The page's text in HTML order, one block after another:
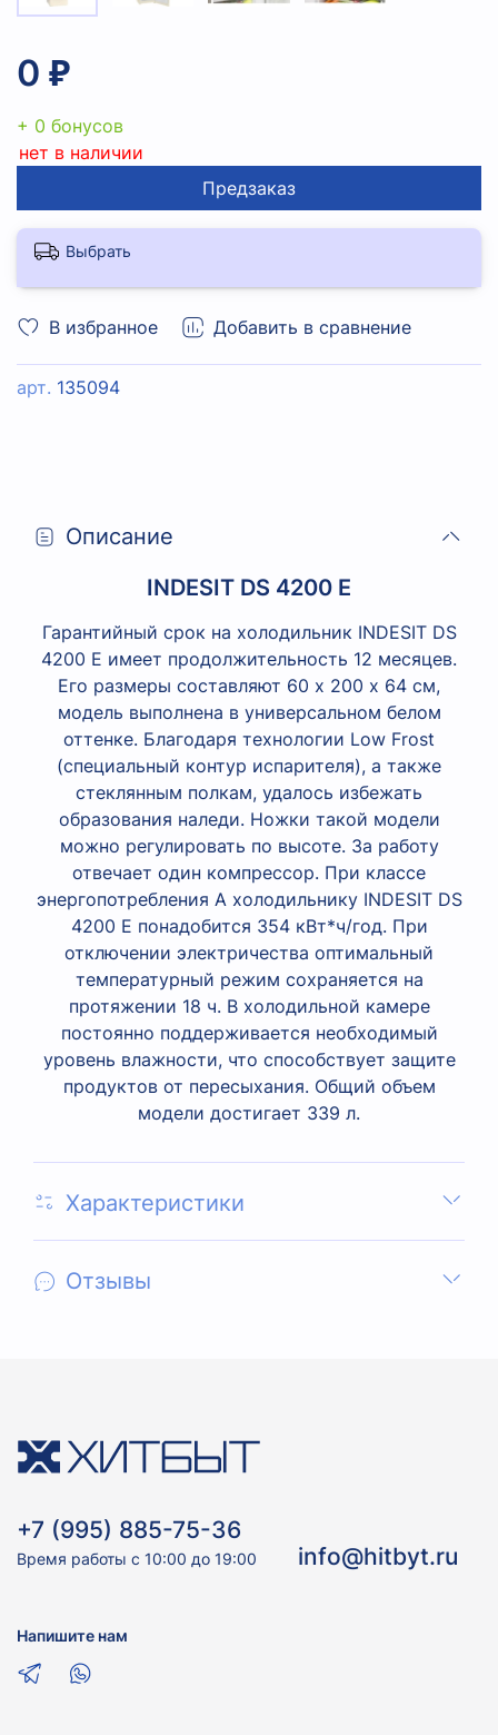
В избранное Добавить в сравнение
арт. 135094
0 ₽
+ 0 бонусов
нет в наличии
Предзаказ
Выбрать
Описание
INDESIT DS 4200 Е
Гарантийный срок на холодильник INDESIT DS
4200 Е имеет продолжительность 12 месяцев.
Его размеры составляют 60 х 200 х 64 см,
модель выполнена в универсальном белом
оттенке. Благодаря технологии Low Frost
(специальный контур испарителя), а также
стеклянным полкам, удалось избежать
образования наледи. Ножки такой модели
можно регулировать по высоте. За работу
отвечает один компрессор. При классе
энергопотребления А холодильнику INDESIT DS
4200 Е понадобится 354 кВт*ч/год. При
отключении электричества оптимальный
температурный режим сохраняется на
протяжении 18 ч. В холодильной камере
постоянно поддерживается необходимый
уровень влажности, что способствует защите
продуктов от пересыхания. Общий объем
модели достигает 339 л.
Характеристики
Отзывы
+7 (995) 885-75-36
Время работы с 10:00 до 19:00 info@hitbyt.ru
Напишите нам